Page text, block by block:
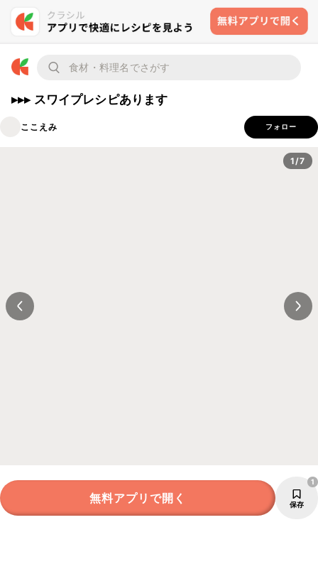
▸▸▸ スワイプレシピあります
ここえみ フォロー
1/7
無料アプリで開く 保存
1